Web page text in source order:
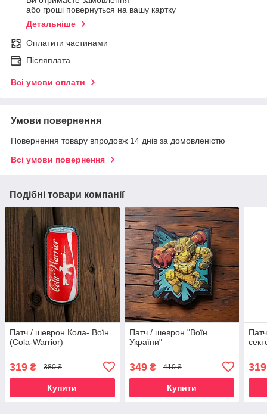
або гроші повернуться на вашу картку
Детальніше
Оплатити частинами
Післяплата
Всі умови оплати
Умови повернення
Повернення товару впродовж 14 днів за домовленістю
Всі умови повернення
Подібні товари компанії
Патч / шеврон Кола- Воїн
(Cola-Warrior)
319 ₴ 380 ₴
Купити
Патч / шеврон "Воїн
України"
349₴ 410 ₴
Купити
319